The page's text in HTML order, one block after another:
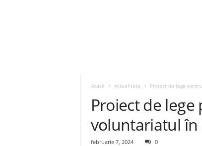
Acasă Actualitate Proiect de lege
Proiect de
voluntariatul
februarie 7, 2024 0